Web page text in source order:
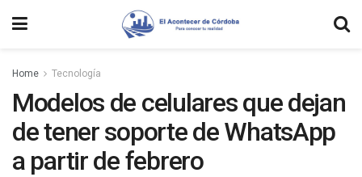
Home Tecnología
Modelos de celulares que dejan
de tener soporte de WhatsApp
a partir de febrero